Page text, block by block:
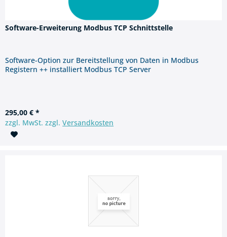
Software-Erweiterung Modbus TCP Schnittstelle
Software-Option zur Bereitstellung von Daten in Modbus
Registern ++ installiert Modbus TCP Server
295,00 € *
zzgl. MwSt. zzgl.Versandkosten